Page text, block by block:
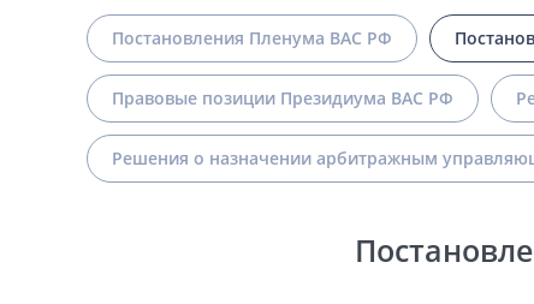
Постановления Пленума ВАС РФ
Правовые позиции Президиума ВАС РФ
Решения о назначении арбитражным